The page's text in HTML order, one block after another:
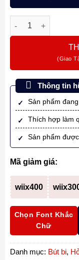
Bút bi ký tên cao
Thông tin
Sản phẩm
Thích hợp làm
Sản phẩm
Mã giảm giá:
wiix400
Chọn Font Khắc
Chữ
Danh mục: Bút bi,